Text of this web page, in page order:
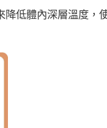
降低體內深層溫度，